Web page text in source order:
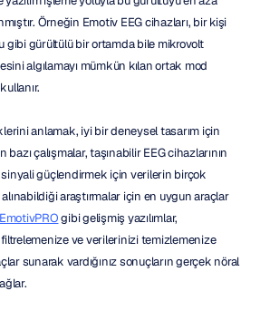
Örneğin Emotiv EEG cihazları, bir kişi
gibi gürültülü bir ortamda bile mikrovolt
algılamayı mümkün kılan ortak mod
anlamak, iyi bir deneysel tasarım için
çalışmalar, taşınabilir EEG cihazlarının
güçlendirmek için verilerin birçok
araştırmalar için en uygun araçlar
EmotivPRO gibi gelişmiş yazılımlar,
ve verilerinizi temizlemenize
sunarak vardığınız sonuçların gerçek nöral